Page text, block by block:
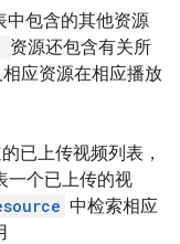
中包含的其他资源
资源还包含有关所
应资源在相应播放
已上传视频列表，
一个已上传的视
中检索相应